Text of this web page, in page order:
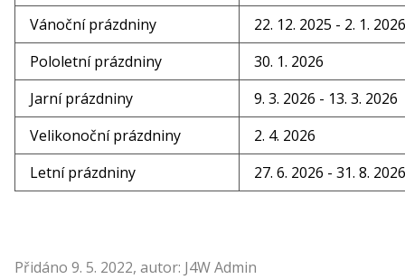
Vánoční prázdniny
22. 12. 2025 - 2. 1. 2026
Pololetní prázdniny
30. 1. 2026
Jarní prázdniny
9. 3. 2026 - 13. 3. 2026
Velikonoční prázdniny
2. 4. 2026
Letní prázdniny
27. 6. 2026 - 31. 8. 2026
Přidáno 9. 5. 2022, autor: J4W Admin